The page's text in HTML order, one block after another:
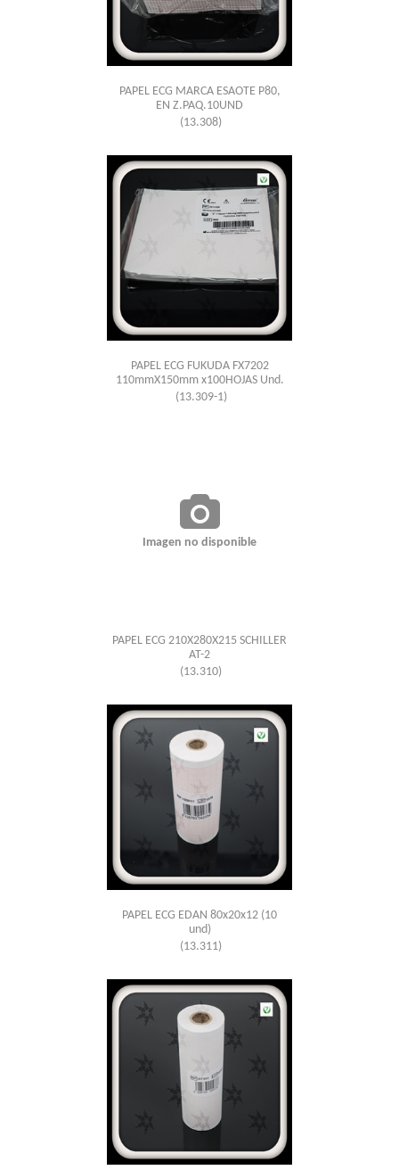
PAPEL ECG MARCA ESAOTE P80,
EN Z.PAQ.10UND
(13.308)
PAPEL ECG FUKUDA FX7202
110mmX150mm x100HOJAS Und.
(13.309-1)
Imagen no disponible
PAPEL ECG 210X280X215 SCHILLER
AT-2
(13.310)
PAPEL ECG EDAN 80x20x12 (10
und)
(13.311)